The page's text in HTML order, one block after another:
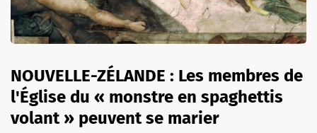
NOUVELLE-ZÉLANDE : Les membres de
l'Église du « monstre en spaghettis
volant » peuvent se marier